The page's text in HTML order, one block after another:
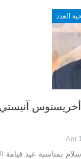
العدد
Apr
بمناسبة عيد قيامة